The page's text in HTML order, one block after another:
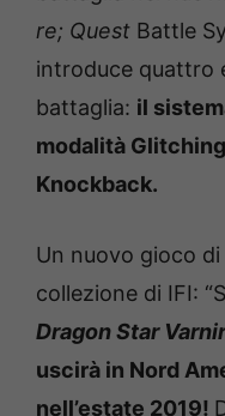
re; Quest Battle
introduce quattro
battaglia: il
modalità
Knockback.
Un nuovo gioco
collezione di IFI:
Dragon Star Varnir
uscirà in Nord
nell’estate 2019!